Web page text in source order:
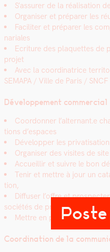
S’assurer de la réal­i­sa­tion
Organ­is­er et pré­par­er les
Faciliter et pré­par­er les
nar­i­ales
Ecri­t­ure des pla­que­ttes de
pro­jet
Avec la coor­di­na­trice
SEMAPA / Ville de Paris / SNCF
Développe­ment com­mer­cial
Coor­don­ner l’alternant.e
tions d’espaces
Dévelop­per les
Organ­is­er des vis­ites de site
Accueil­lir et suiv­re le bon
Tenir et met­tre à jour un
tion,
Dif­fuser l’offre et
sociétés de pro­duc­tion,
Met­tre en place des
Coor­di­na­tion de la